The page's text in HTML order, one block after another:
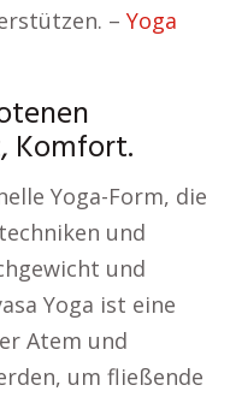
– Yoga
Komfort.
Yoga-Form, die
und
und
Yoga ist eine
Atem und
um fließende